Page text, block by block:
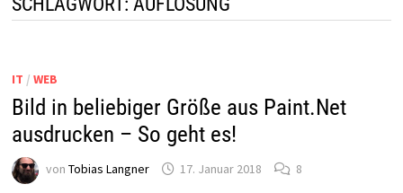
IT / WEB
Bild in beliebiger Größe aus Paint.Net
ausdrucken – So geht es!
von Tobias Langner 17. Januar 2018 8